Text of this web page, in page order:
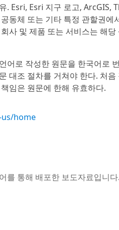
Esri, Esri 지구 로고, ArcGIS,
동체 또는 기타 특정 관할권에
사 및 제품 또는 서비스는 해
어로 작성한 원문을 한국어로
대조 절차를 거쳐야 한다. 처
임은 원문에 한해 유효하다.
home
를 통해 배포한 보도자료입니다.